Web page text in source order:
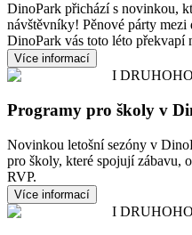
DinoPark přichází s novinkou,
návštěvníky! Pěnové párty mezi
DinoPark vás toto léto překvapí
Více informací
I
Programy pro školy v
Novinkou letošní sezóny v
pro školy, které spojují zábavu,
RVP.
Více informací
I